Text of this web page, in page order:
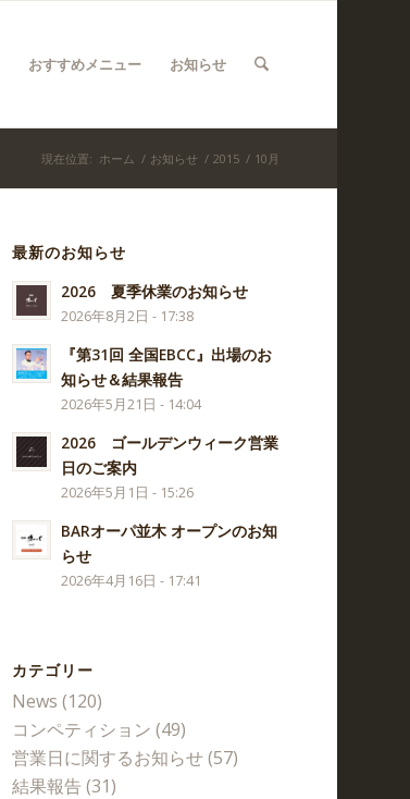
おすすめメニュー お知らせ
現在位置: ホーム / お知らせ / 2015 / 10月
最新のお知らせ
2026 夏季休業のお知らせ
2026年8月2日 - 17:38
『第31回 全国EBCC』出場のお
知らせ＆結果報告
2026年5月21日 - 14:04
2026 ゴールデンウィーク営業
日のご案内
2026年5月1日 - 15:26
BARオーパ並木 オープンのお知
らせ
2026年4月16日 - 17:41
カテゴリー
News (120)
コンペティション (49)
営業日に関するお知らせ(57)
結果報告 (31)